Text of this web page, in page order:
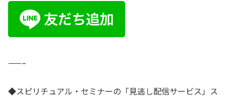
——–
◆スピリチュアル・セミナーの「見逃し配信サービス」ス